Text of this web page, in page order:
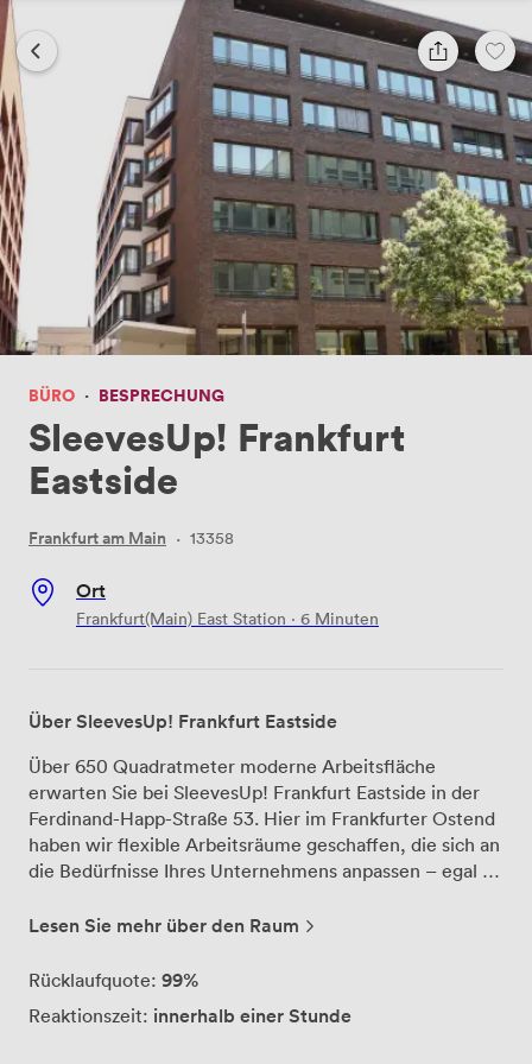
BÜRO · BESPRECHUNG
SleevesUp! Frankfurt
Eastside
Frankfurt am Main · 13358
Ort
Frankfurt(Main) East Station · 6 Minuten
Über SleevesUp! Frankfurt Eastside
Über 650 Quadratmeter moderne Arbeitsfläche
erwarten Sie bei SleevesUp! Frankfurt Eastside in der
Ferdinand-Happ-Straße 53. Hier im Frankfurter Ostend
haben wir flexible Arbeitsräume geschaffen, die sich an
die Bedürfnisse Ihres Unternehmens anpassen – egal ob
Unsere Mitgliedschaften bieten für jeden das Richtige:
flexibel über unser Memberportal und erhalten 25%
Meetingräume. Die Flat-Mitgliedschaft ermöglicht
Lesen Sie mehr über den Raum
Rücklaufquote: 99%
Reaktionszeit: innerhalb einer Stunde